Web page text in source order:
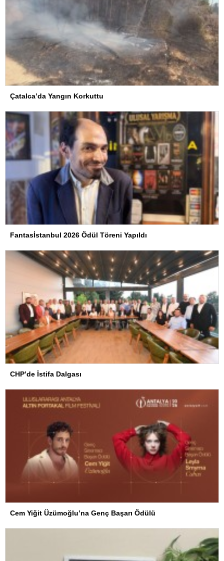
Çatalca’da Yangın Korkuttu
Fantasİstanbul 2026 Ödül Töreni Yapıldı
CHP’de İstifa Dalgası
Cem Yiğit Üzümoğlu’na Genç Başarı Ödülü